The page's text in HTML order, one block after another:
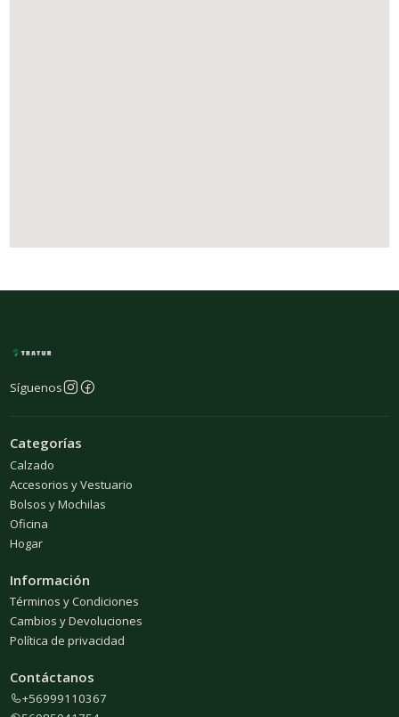
Síguenos
Categorías
Calzado
Accesorios y Vestuario
Bolsos y Mochilas
Oficina
Hogar
Información
Términos y Condiciones
Cambios y Devoluciones
Política de privacidad
Contáctanos
+56999110367